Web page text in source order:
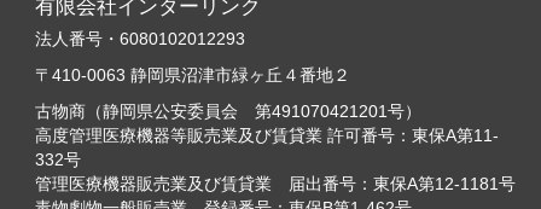
有限会社インターリンク
法人番号・6080102012293
〒410-0063 静岡県沼津市緑ヶ丘４番地２
古物商（静岡県公安委員会 第491070421201号）
高度管理医療機器等販売業及び賃貸業 許可番号：東保A第11-
332号
管理医療機器販売業及び賃貸業 届出番号：東保A第12-1181号